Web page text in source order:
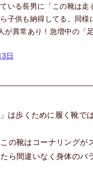
いる長男に「この靴は
子供も納得してる。同
が異常あり！急増中の「
日
は歩くために履く靴で
の靴はコーナリングが
ら間違いなく身体のバ